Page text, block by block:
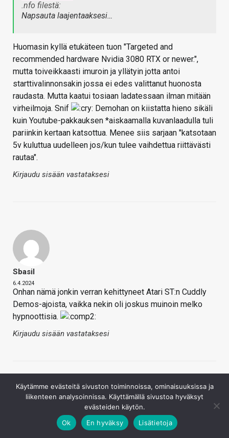
.nfo filestä:
Napsauta laajentaaksesi…
Huomasin kyllä etukäteen tuon "Targeted and
recommended hardware Nvidia 3080 RTX or newer.",
mutta toiveikkaasti imuroin ja yllätyin jotta antoi
starttivalinnonsakin jossa ei edes valittanut huonosta
raudasta. Mutta kaatui tosiaan ladatessaan ilman mitään
virheilmoja. Snif
Demohan on kiistatta hieno sikäli
kuin Youtube-pakkauksen *aiskaamalla kuvanlaadulla tuli
pariinkin kertaan katsottua. Menee siis sarjaan "katsotaan
5v kuluttua uudelleen jos/kun tulee vaihdettua riittävästi
rautaa".
Kirjaudu sisään vastataksesi
Sbasil
6.4.2024
Onhan nämä jonkin verran kehittyneet Atari ST:n Cuddly
Demos-ajoista, vaikka nekin oli joskus muinoin melko
hypnoottisia.
Kirjaudu sisään vastataksesi
Käytämme evästeitä sivuston toiminnoissa, ominaisuuksissa ja
liikenteen analysoinnissa. Käyttämällä sivustoa hyväksyt
evästeiden käytön.
Ok
En hyväksy Lisätietoja